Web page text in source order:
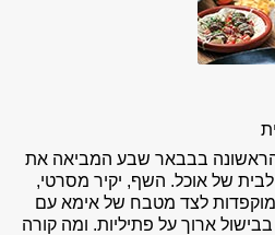
בבבאר שבע המביאה את
של אוכל. השף, יקיר מסרטי,
לצד מטבח של אימא עם
ארוך על פתיליות. ומה קורה